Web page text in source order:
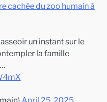
cachée du zoo humain à
un instant sur le
la famille